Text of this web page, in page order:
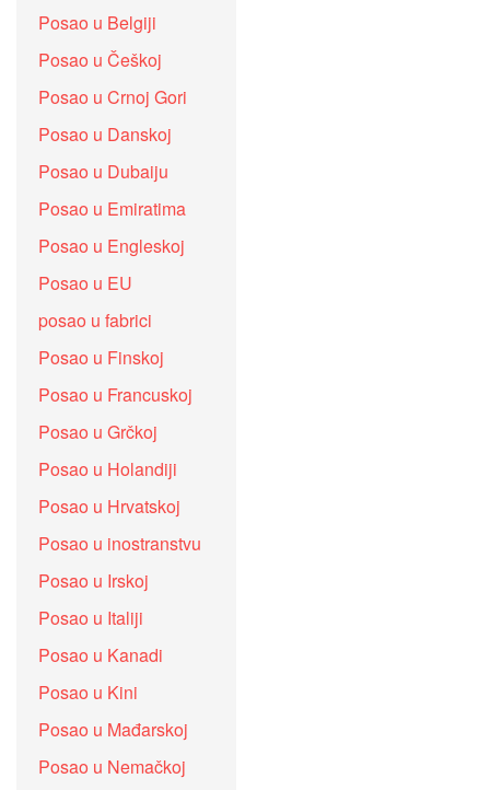
Posao u Belgiji
Posao u Češkoj
Posao u Crnoj Gori
Posao u Danskoj
Posao u Dubaiju
Posao u Emiratima
Posao u Engleskoj
Posao u EU
posao u fabrici
Posao u Finskoj
Posao u Francuskoj
Posao u Grčkoj
Posao u Holandiji
Posao u Hrvatskoj
Posao u inostranstvu
Posao u Irskoj
Posao u Italiji
Posao u Kanadi
Posao u Kini
Posao u Mađarskoj
Posao u Nemačkoj